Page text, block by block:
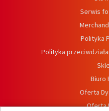
Serwis
Polityka
Polityka
Biuro
Oferta
Oferta